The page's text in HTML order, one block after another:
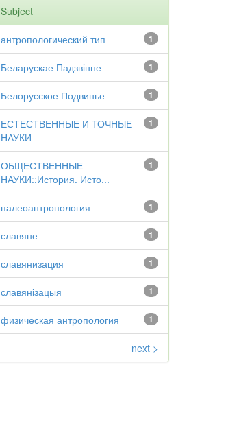
Subject
1
антропологический тип
1
Беларускае Падзвінне
1
Белорусское Подвинье
1
ЕСТЕСТВЕННЫЕ И ТОЧНЫЕ
НАУКИ
1
ОБЩЕСТВЕННЫЕ
НАУКИ::История. Исто...
1
палеоантропология
1
славяне
1
славянизация
1
славянізацыя
1
физическая антропология
next >